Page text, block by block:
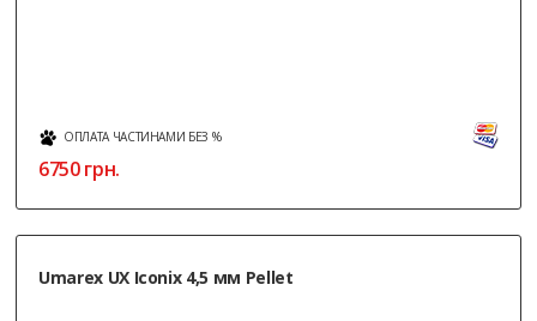
ОПЛАТА ЧАСТИНАМИ БЕЗ %
6750грн.
Umarex UX Iconix 4,5 мм Pellet